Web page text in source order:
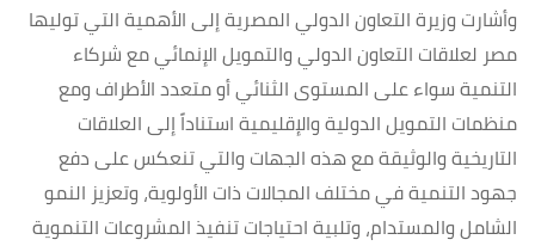
وأشارت وزيرة التعاون الدولي المصرية إلى الأهمية التي توليها
مصر لعلاقات التعاون الدولي والتمويل الإنمائي مع شركاء
التنمية سواء على المستوى الثنائي أو متعدد الأطراف ومع
منظمات التمويل الدولية والإقليمية استناداً إلى العلاقات
التاريخية والوثيقة مع هذه الجهات والتي تنعكس على دفع
جهود التنمية في مختلف المجالات ذات الأولوية، وتعزيز النمو
الشامل والمستدام، وتلبية احتياجات تنفيذ المشروعات التنموية